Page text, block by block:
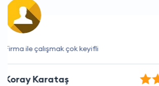
Fiyatlar ve hizmet kalitesi müthiş
Serkan Kara